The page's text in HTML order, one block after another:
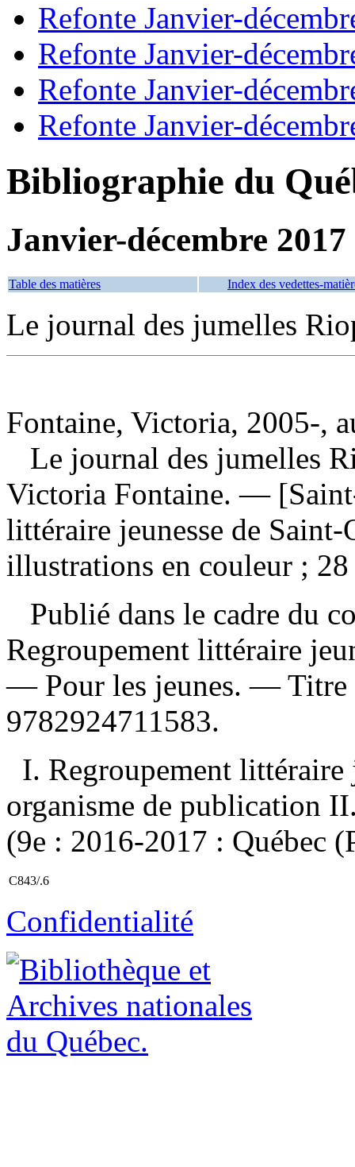
Refonte Janvier-
Refonte Janvier-
Refonte Janvier-
Refonte Janvier-
Bibliographie du
Janvier-décembre 2017
Table des matières Index des vedettes-
Le journal des jumelles
Fontaine, Victoria, 2005-,
Le journal des jumelles
Victoria Fontaine. —
littéraire jeunesse de
illustrations en couleur ;
Publié dans le cadre du
Regroupement littéraire
— Pour les jeunes. —
9782924711583.
I. Regroupement littéraire
organisme de publication
(9e : 2016-2017 : Québec
C843/.6
Confidentialité